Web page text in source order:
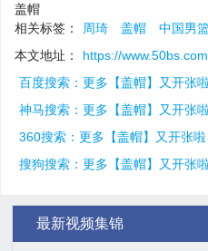
盖帽
相关标签：
周琦 盖帽
中国男
本文地址：
https://
百度搜索：更多【盖帽】又开张
神马搜索：更多【盖帽】又开张
360搜索：更多【盖帽】又开张
搜狗搜索：更多【盖帽】又开张
最新视频集锦